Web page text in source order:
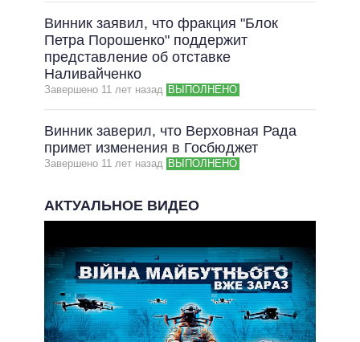
Винник заявил, что фракция "Блок
Петра Порошенко" поддержит
представление об отставке
Наливайченко
Завершено 11 лет назад ВЫПОЛНЕНО
Винник заверил, что Верховная Рада
примет изменения в Госбюджет
Завершено 11 лет назад ВЫПОЛНЕНО
АКТУАЛЬНОЕ ВИДЕО